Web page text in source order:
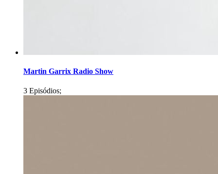
Martin Garrix Radio Show
3 Episódios;